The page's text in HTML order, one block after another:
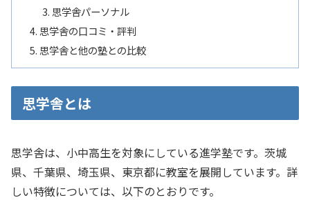
思学舎パーソナル
思学舎の口コミ・評判
思学舎と他の塾との比較
思学舎とは
思学舎は、​小中高生を対象にしている進学塾です。​茨城
県、​千葉県、​埼玉県、​東京都に教室を展開しています。詳
しい特徴については、以下のとおりです。​